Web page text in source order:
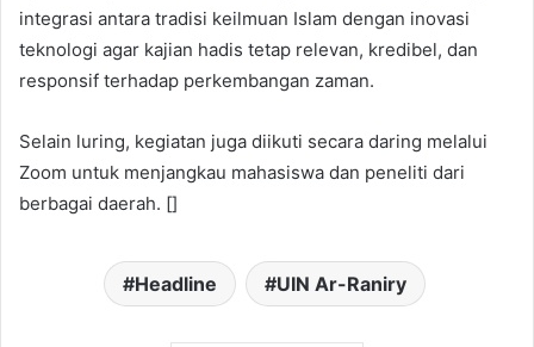
integrasi antara tradisi keilmuan Islam dengan inovasi
teknologi agar kajian hadis tetap relevan, kredibel, dan
responsif terhadap perkembangan zaman.
Selain luring, kegiatan juga diikuti secara daring melalui
Zoom untuk menjangkau mahasiswa dan peneliti dari
berbagai daerah. []
Headline UIN Ar-Raniry